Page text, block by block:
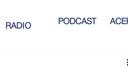
RADIO PODCAST